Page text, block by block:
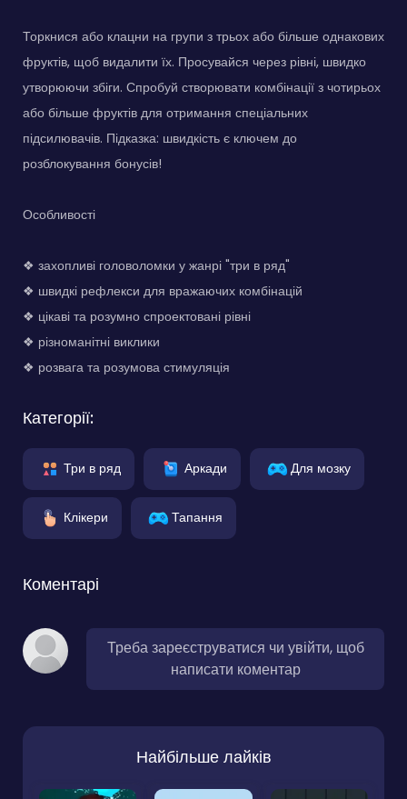
Торкнися або клацни на групи з трьох або більше однакових
фруктів, щоб видалити їх. Просувайся через рівні, швидко
утворюючи збіги. Спробуй створювати комбінації з чотирьох
або більше фруктів для отримання спеціальних
підсилювачів. Підказка: швидкість є ключем до
розблокування бонусів!
Особливості
❖ захопливі головоломки у жанрі "три в ряд"
❖ швидкі рефлекси для вражаючих комбінацій
❖ цікаві та розумно спроектовані рівні
❖ різноманітні виклики
❖ розвага та розумова стимуляція
Категорії:
Три в ряд Аркади Для мозку
Клікери Тапання
Коментарі
Треба зареєструватися чи увійти, щоб
написати коментар
Найбільше лайків